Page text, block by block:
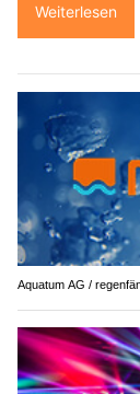
Weiterlesen
Aquatum AG /